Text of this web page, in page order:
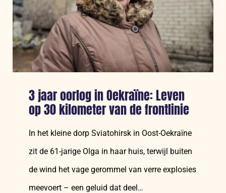
3 jaar oorlog in Oekraïne: Leven
op 30 kilometer van de frontlinie
In het kleine dorp Sviatohirsk in Oost-Oekraïne
zit de 61-jarige Olga in haar huis, terwijl buiten
de wind het vage gerommel van verre explosies
meevoert – een geluid dat deel…